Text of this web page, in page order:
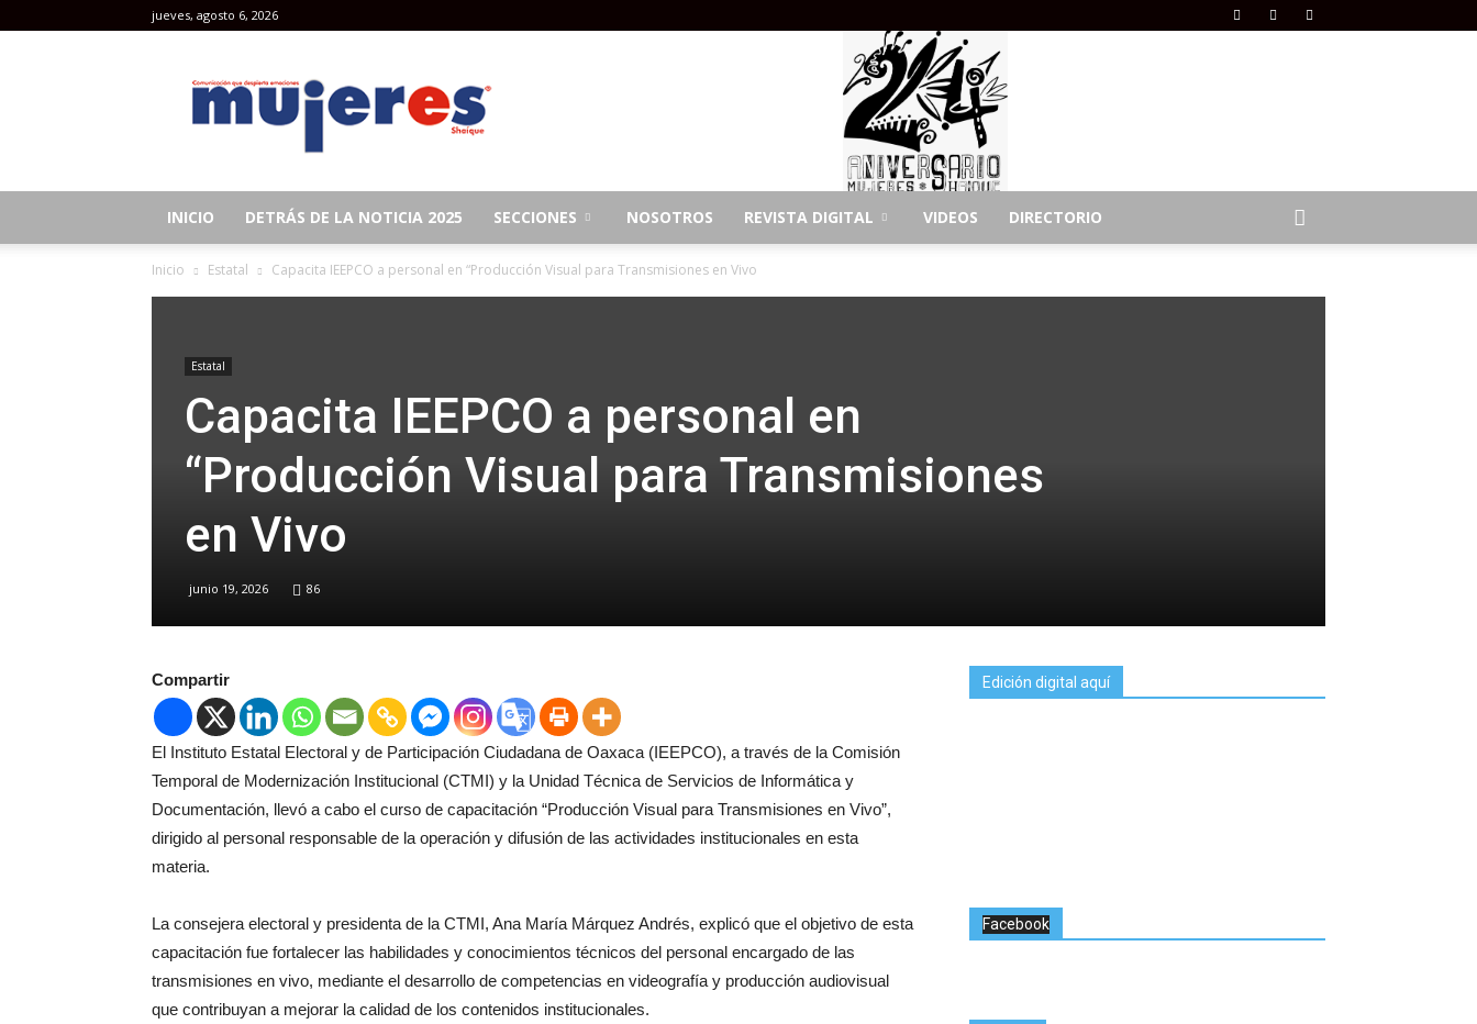
jueves, agosto 6, 2026
Mujeres
INICIO DETRÁS DE LA NOTICIA 2025 SECCIONES NOSOTROS REVISTA DIGITAL VIDEOS DIRECTORIO
Inicio Estatal Capacita IEEPCO a personal en “Producción Visual para Transmisiones en Vivo
Estatal
Capacita IEEPCO a personal en
“Producción Visual para Transmisiones
en Vivo
junio 19, 2026 86
Compartir
El Instituto Estatal Electoral y de Participación Ciudadana de Oaxaca (IEEPCO), a través de la Comisión
Temporal de Modernización Institucional (CTMI) y la Unidad Técnica de Servicios de Informática y
Documentación, llevó a cabo el curso de capacitación “Producción Visual para Transmisiones en Vivo”,
dirigido al personal responsable de la operación y difusión de las actividades institucionales en esta
materia.
La consejera electoral y presidenta de la CTMI, Ana María Márquez Andrés, explicó que el objetivo de esta
capacitación fue fortalecer las habilidades y conocimientos técnicos del personal encargado de las
transmisiones en vivo, mediante el desarrollo de competencias en videografía y producción audiovisual
que contribuyan a mejorar la calidad de los contenidos institucionales.
Edición digital aquí
Facebook